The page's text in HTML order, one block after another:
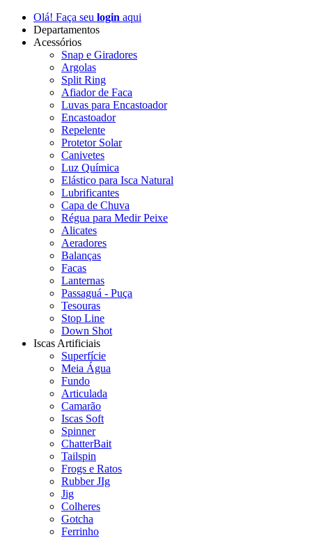
Olá! Faça seu login aqui
Departamentos
Acessórios
Snap e Giradores
Argolas
Split Ring
Afiador de Faca
Luvas para Encastoador
Encastoador
Repelente
Protetor Solar
Canivetes
Luz Química
Elástico para Isca Natural
Lubrificantes
Capa de Chuva
Régua para Medir Peixe
Alicates
Aeradores
Balanças
Facas
Lanternas
Passaguá - Puça
Tesouras
Stop Line
Down Shot
Iscas Artificiais
Superfície
Meia Água
Fundo
Articulada
Camarão
Iscas Soft
Spinner
ChatterBait
Tailspin
Frogs e Ratos
Rubber JIg
Jig
Colheres
Gotcha
Ferrinho